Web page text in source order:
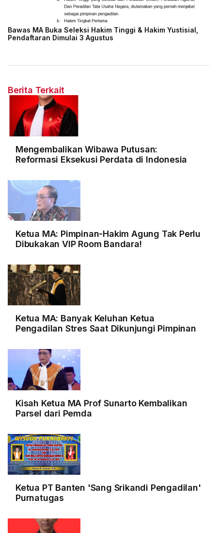
Bawas MA Buka Seleksi Hakim Tinggi & Hakim Yustisial,
Pendaftaran Dimulai 3 Agustus
Berita Terkait
Mengembalikan Wibawa Putusan:
Reformasi Eksekusi Perdata di Indonesia
Ketua MA: Pimpinan-Hakim Agung Tak Perlu
Dibukakan VIP Room Bandara!
Ketua MA: Banyak Keluhan Ketua
Pengadilan Stres Saat Dikunjungi Pimpinan
Kisah Ketua MA Prof Sunarto Kembalikan
Parsel dari Pemda
Ketua PT Banten 'Sang Srikandi Pengadilan'
Purnatugas